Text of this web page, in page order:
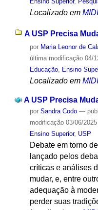
Localizado em
A USP Precisa
por Maria Leonor de
última modificação04/
Educação, Ensino
Localizado em
A USP Precisa
por Sandra Codo —
modificação03/06/2025
Ensino Superior, USP
Debate em torno
lançado pelos
críticas e análises
mudar, e, entre
adequação à
perder suas